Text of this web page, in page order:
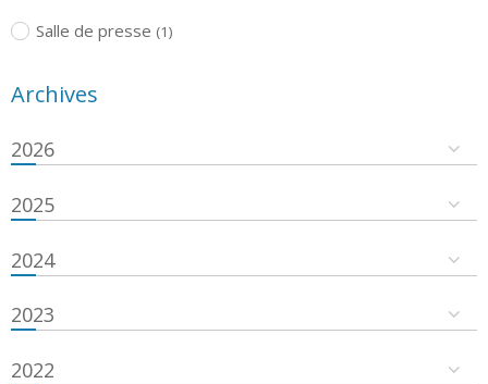
Salle de presse (1)
Archives
2026
2025
2024
2023
2022